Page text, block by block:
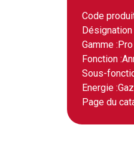
Code
Désignation
Gamme :
Fonction :
Sous-
Energie :Gaz
Page du